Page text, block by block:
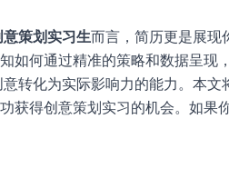
意策划实习生而言，简历更是展现
如何通过精准的策略和数据呈现
转化为实际影响力的能力。本文
获得创意策划实习的机会。如果